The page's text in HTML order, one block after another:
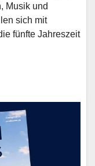
Musik und
sich mit
fünfte Jahreszeit